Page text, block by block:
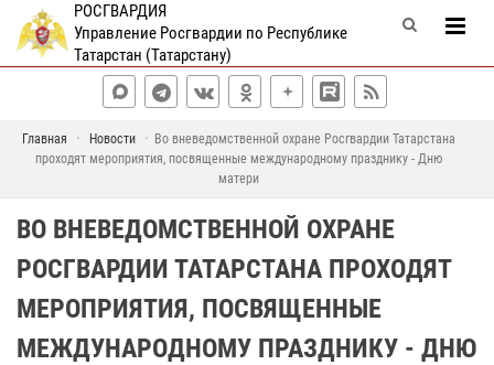
РОСГВАРДИЯ
Управление Росгвардии по Республике
Татарстан (Татарстану)
Главная Новости
Во вневедомственной охране Росгвардии Татарстана
проходят мероприятия, посвященные международному празднику - Дню
матери
ВО ВНЕВЕДОМСТВЕННОЙ ОХРАНЕ
РОСГВАРДИИ ТАТАРСТАНА ПРОХОДЯТ
МЕРОПРИЯТИЯ, ПОСВЯЩЕННЫЕ
МЕЖДУНАРОДНОМУ ПРАЗДНИКУ - ДНЮ